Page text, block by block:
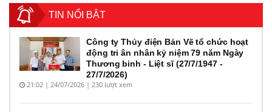
TIN NỔI BẬT
Công ty Thủy điện Bản Vẽ tổ chức hoạt
động tri ân nhân kỷ niệm 79 năm Ngày
Thương binh - Liệt sĩ (27/7/1947 -
27/7/2026)
21:02 | 24/07/2026 | 230 lượt xem